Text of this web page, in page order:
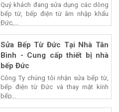
Quý khách đang sửa dụng các dòng
bếp từ, bếp điện từ âm nhập khẩu
Đức,...
Sửa Bếp Từ Đức Tại Nhà Tân
Bình - Cung cấp thiết bị nhà
bếp Đức
Công Ty chúng tôi nhận sửa bếp từ,
bếp điện từ Đức và thay mặt kính
bếp...